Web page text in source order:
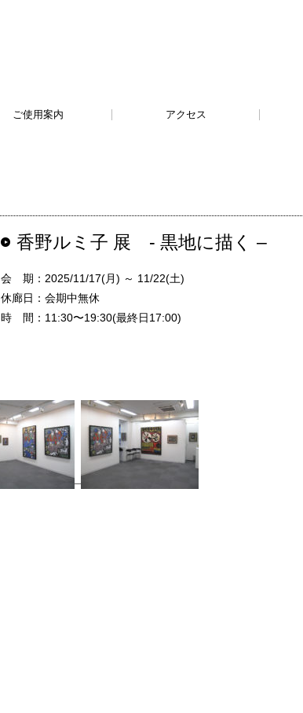
ご使用案内 アクセス
香野ルミ子 展 - 黒地に描く –
会 期：2025/11/17(月) ～ 11/22(土)
休廊日：会期中無休
時 間：11:30〜19:30(最終日17:00)